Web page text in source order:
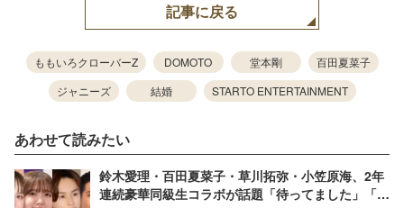
記事に戻る
ももいろクローバーZ DOMOTO 堂本剛
百田夏菜子
ジャニーズ
結婚 STARTO ENTERTAINMENT
あわせて読みたい
鈴木愛理・百田夏菜子・草川拓弥・小笠原海、2年
連続豪華同級生コラボが話題「待ってました」「奇